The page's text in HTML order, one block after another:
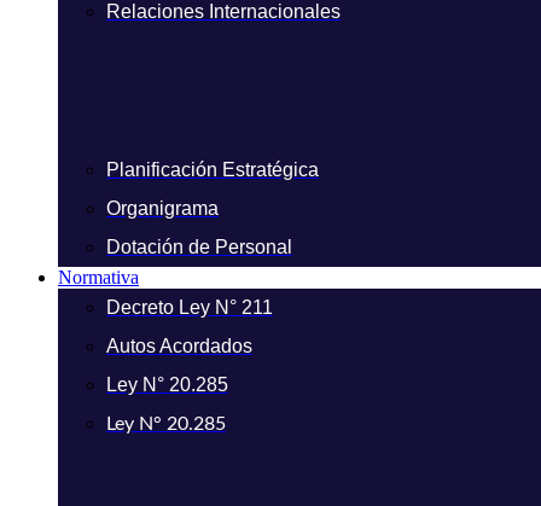
Relaciones Internacionales
Planificación Estratégica
Organigrama
Dotación de Personal
Normativa
Decreto Ley N° 211
Autos Acordados
Ley N° 20.285
Ley N° 20.285